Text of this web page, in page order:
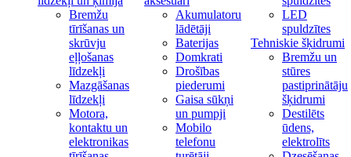
Bremžu
tīrīšanas un
skrūvju
eļļošanas
līdzekļi
Mazgāšanas
līdzekļi
Motora,
kontaktu un
elektronikas
Akumulatoru
lādētāji
Baterijas
Domkrati
Drošības
piederumi
Gaisa sūkņi
un pumpji
Mobilo
telefonu
LED
spuldzītes
Tehniskie šķidrumi
Bremžu un
stūres
pastiprinātāju
šķidrumi
Destilēts
ūdens,
elektrolīts